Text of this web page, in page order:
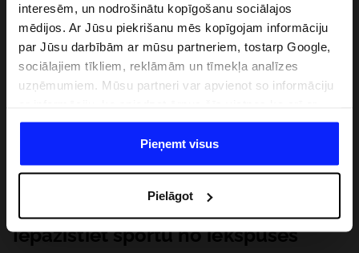
interesēm, un nodrošinātu kopīgošanu sociālajos
mēdijos. Ar Jūsu piekrišanu mēs kopīgojam informāciju
par Jūsu darbībām ar mūsu partneriem, tostarp Google,
sociālajiem tīkliem, reklāmām un tīmekļa analīzes
uzņēmumiem. Mūsu partneri var apvienot so informāciju
datiem, ko viņi iegūst, izmantojot viņu pakalpojumus. Ar
Jūsu atļauju, mēs varam pārsūtīt Jūsu personas datus
saviem partneriem, lai uzlabotu veidu, kadā tiek rādīta
saturu un uzlabotu mūsu partneru piedāvātos risinajumus
( piem. socialos tīklus). Detalizētu informāciju var atrast
mūsu Privātuma politikā un sadaļā "Detaļas".
Pieņemt visus
Pielāgot
Iepazīstiet sportu no iekšpuses